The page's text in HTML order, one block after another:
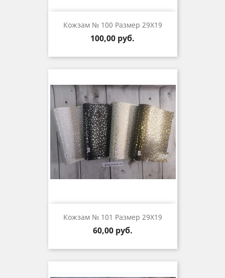
Кожзам № 100 Размер 29Х19
Цена
100,00 руб.
Кожзам № 101 Размер 29Х19
Цена
60,00 руб.